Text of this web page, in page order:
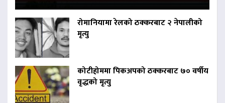
रोमानियामा रेलको ठक्करबाट २ नेपालीको
मृत्यु
कोटीहोममा पिकअपको ठक्करबाट ७० वर्षीय
वृद्धको मृत्यु